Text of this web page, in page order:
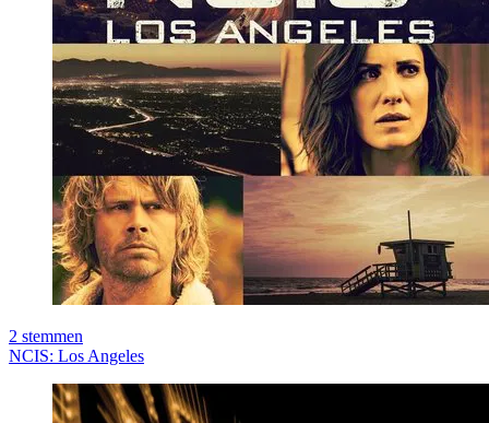
2 stemmen
NCIS: Los Angeles